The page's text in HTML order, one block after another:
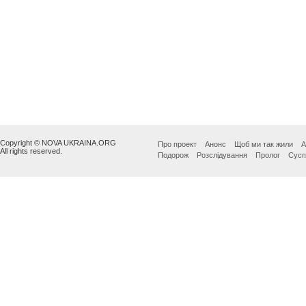
Copyright © NOVA UKRAINA.ORG
All rights reserved.
Про проект Анонс Щоб ми так жили
Подорож
Розслідування Пролог